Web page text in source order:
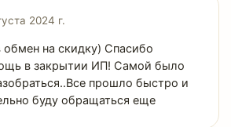
2024 г.
на скидку) Спасибо
в закрытии ИП! Самой было
прошло быстро и
буду обращаться еще